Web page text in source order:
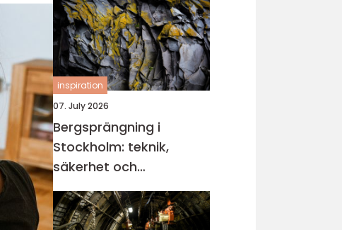
inspiration
07. July 2026
Bergsprängning i
Stockholm: teknik,
säkerhet och
miljöhänsyn